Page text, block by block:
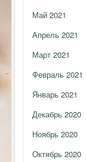
Май 2021
Апрель 2021
Март 2021
Февраль 2021
Январь 2021
Декабрь 2020
Ноябрь 2020
Октябрь 2020